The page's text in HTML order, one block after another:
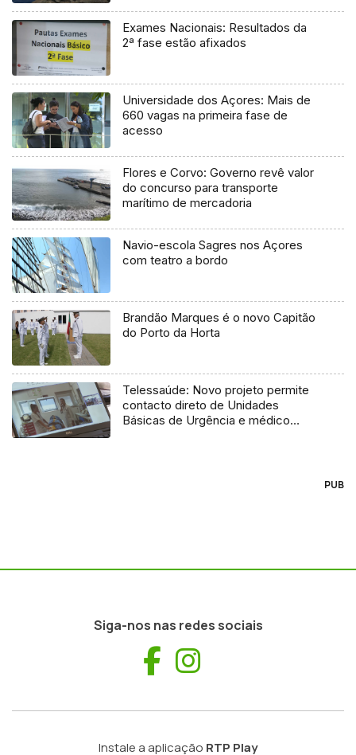
Exames Nacionais: Resultados da
2ª fase estão afixados
Universidade dos Açores: Mais de
660 vagas na primeira fase de
acesso
Flores e Corvo: Governo revê valor
do concurso para transporte
marítimo de mercadoria
Navio-escola Sagres nos Açores
com teatro a bordo
Brandão Marques é o novo Capitão
do Porto da Horta
Telessaúde: Novo projeto permite
contacto direto de Unidades
Básicas de Urgência e médico
PUB
Siga-nos nas redes sociais
Facebook
Instale a aplicação RTP Play